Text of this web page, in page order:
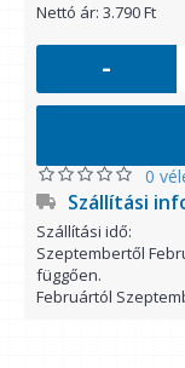
Nettó ár: 3.790 Ft
-
0
Szállítási
Szállítási idő:
Szeptembertől
függően.
Februártól